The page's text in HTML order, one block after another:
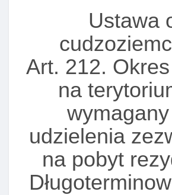
Ustawa
Art. 212.
na
udzielenia
na pobyt
pobyt czasowy w celu
Długoterminowej członka
Rozdział 9. Pobyt na terytorium
polskiej cudzoziemców bęDących
ludźMI
Art. 170. Zaświadczenie
domniemanie, że cudzoziemiec
Art. 171. Legalność pobytu
podstawie zaświadczenia o
ofiarą handlu ludźMI
Art. 172. Właściwość organu w